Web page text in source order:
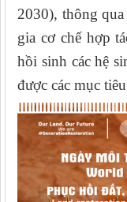
2030), thông qua
gia cơ chế hợp
hồi sinh các hệ
được các mục